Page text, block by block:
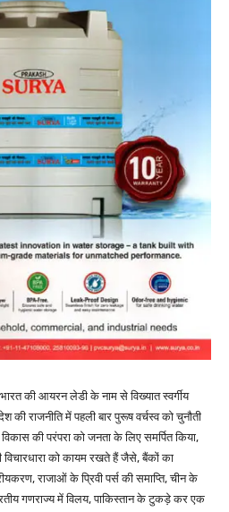
की आयरन लेडी के नाम से विख्यात स्वर्गीय
की राजनीति में पहली बार पुरूष वर्चस्व को चुनौती
विकास की परंपरा को जनता के लिए समर्पित किया,
को कायम रखते हैं जैसे, बैंकों का
राजाओं के प्रिवी पर्स की समाप्ति, चीन के
गणराज्य में विलय, पाकिस्तान के टुकड़े कर एक